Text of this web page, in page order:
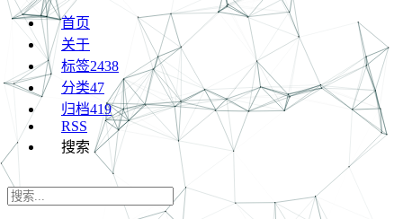
首页
关于
标签2438
分类47
归档419
RSS
搜索